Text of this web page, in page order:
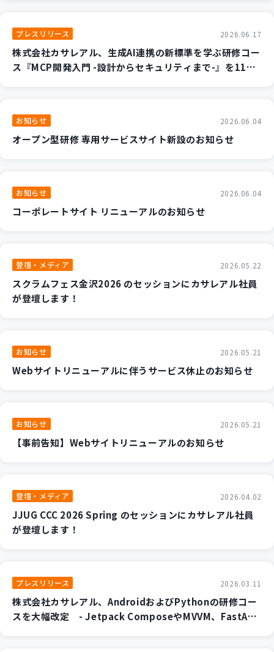
イベント・セミナー
ニュース
採用情報
プレスリリース 2026.06.17
株式会社カサレアル、生成AI連携の新標準を学ぶ研修コー
ス『MCP開発入門 -設計からセキュリティまで-』を11月
お知らせ 2026.06.04
オープン型研修 専用サービスサイト新設のお知らせ
お知らせ 2026.06.04
コーポレートサイト リニューアルのお知らせ
登壇・メディア 2026.05.22
スクラムフェス金沢2026 のセッションにカサレアル社員
が登壇します！
お知らせ 2026.05.21
Webサイトリニューアルに伴うサービス休止のお知らせ
お知らせ 2026.05.21
【事前告知】Webサイトリニューアルのお知らせ
登壇・メディア 2026.04.02
JJUG CCC 2026 Spring のセッションにカサレアル社員
が登壇します！
プレスリリース 2026.03.11
株式会社カサレアル、AndroidおよびPythonの研修コー
スを大幅改定 - Jetpack ComposeやMVVM、FastAPI/